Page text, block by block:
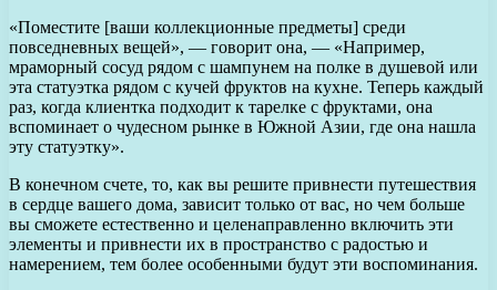
«Поместите [ваши коллекционные предметы] среди
повседневных вещей», — говорит она, — «Например,
мраморный сосуд рядом с шампунем на полке в душевой или
эта статуэтка рядом с кучей фруктов на кухне. Теперь каждый
раз, когда клиентка подходит к тарелке с фруктами, она
вспоминает о чудесном рынке в Южной Азии, где она нашла
эту статуэтку».
В конечном счете, то, как вы решите привнести путешествия
в сердце вашего дома, зависит только от вас, но чем больше
вы сможете естественно и целенаправленно включить эти
элементы и привнести их в пространство с радостью и
намерением, тем более особенными будут эти воспоминания.